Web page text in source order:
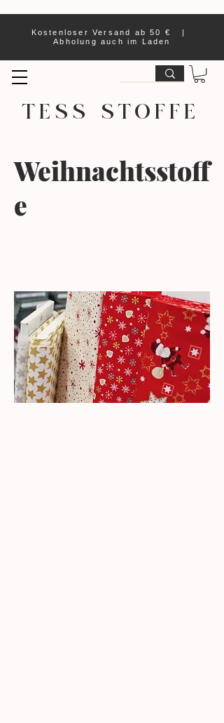
Kostenloser Versand ab 50 € |
Abholung auch im Laden
TESS STOFFE
Weihnachtsstoff
e